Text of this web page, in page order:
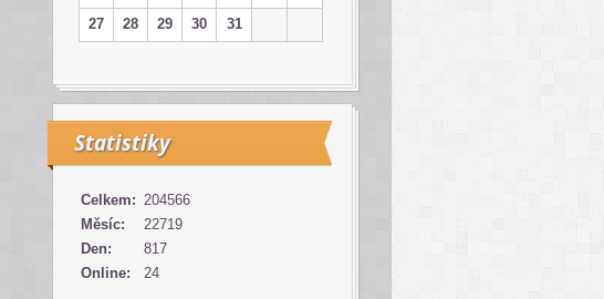
27
28 29 30 31
Statistiky
Online: 24
Celkem: 204566
Měsíc:
22719
Den:
817